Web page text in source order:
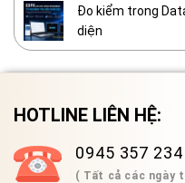
Đo kiểm trong
diện
HOTLINE LIÊN HỆ:
0945 357 234
( Tất cả các ngày